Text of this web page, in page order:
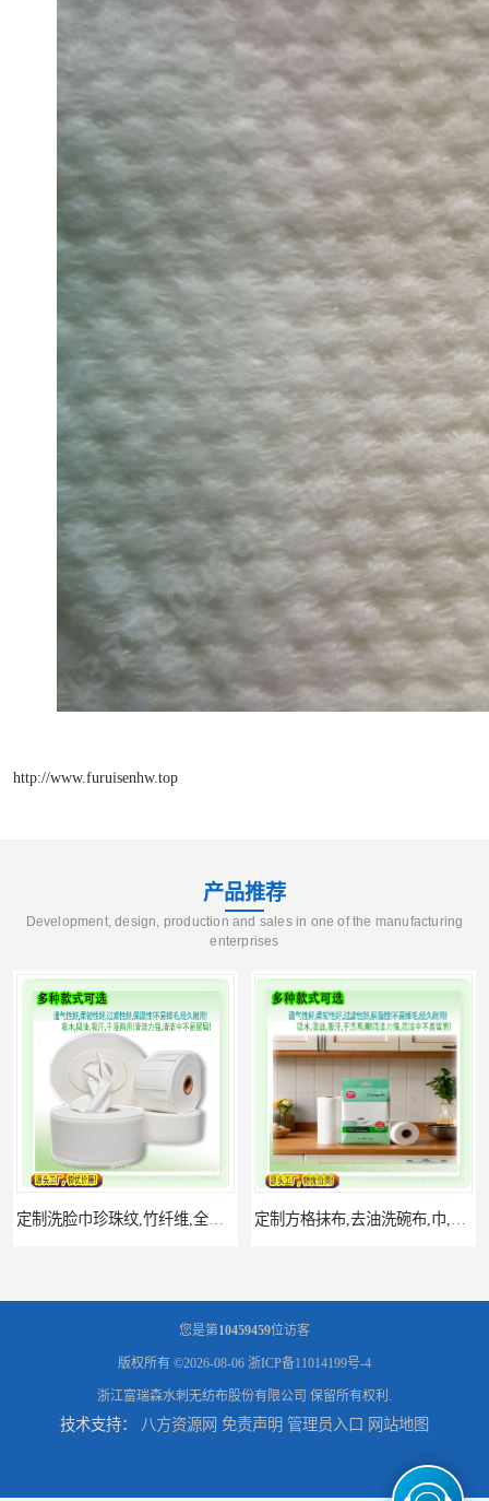
http://www.furuisenhw.top
产品推荐
Development, design, production and sales in one of the manufacturing
enterprises
细纤维清洁抹布 汽车清洁巾 多色细抹布 印花抹布,清洁抹布,条纹抹布卷 网孔印花抹布
您是第10459459位访客
版权所有 ©2026-08-06 浙ICP备11014199号-4
浙江富瑞森水刺无纺布股份有限公司 保留所有权利.
技术支持： 八方资源网 免责声明 管理员入口 网站地图